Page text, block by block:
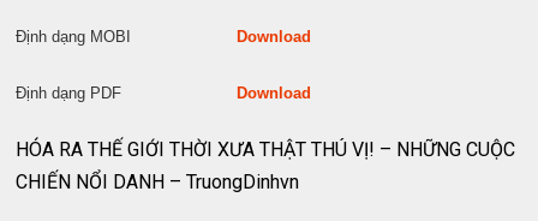
Định dạng MOBI Download
Định dạng PDF Download
HÓA RA THẾ GIỚI THỜI XƯA THẬT THÚ VỊ! – NHỮNG CUỘC
CHIẾN NỔI DANH – TruongDinhvn